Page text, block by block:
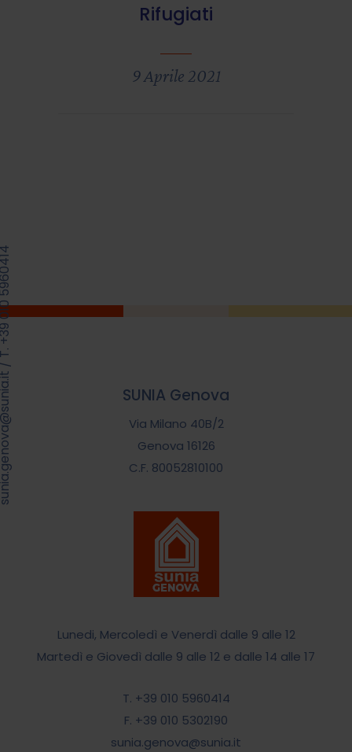
Rifugiati
9 Aprile 2021
SUNIA Genova
Via Milano 40B/2
Genova 16126
C.F. 80052810100
Lunedi, Mercoledì e Venerdì dalle 9 alle 12
Martedì e Giovedì dalle 9 alle 12 e dalle 14 alle 17
T. +39 010 5960414
F. +39 010 5302190
sunia.genova@sunia.it